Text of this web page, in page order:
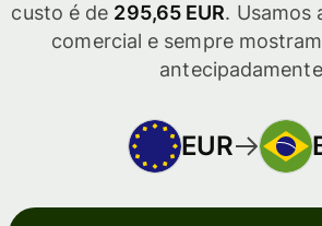
custo é de 295,65 EUR. Usamos
comercial e sempre
EUR